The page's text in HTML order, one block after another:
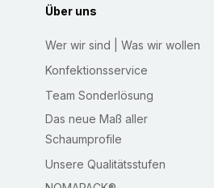
Über uns
Wer wir sind | Was wir wollen
Konfektionsservice
Team Sonderlösung
Das neue Maß aller
Schaumprofile
Unsere Qualitätsstufen